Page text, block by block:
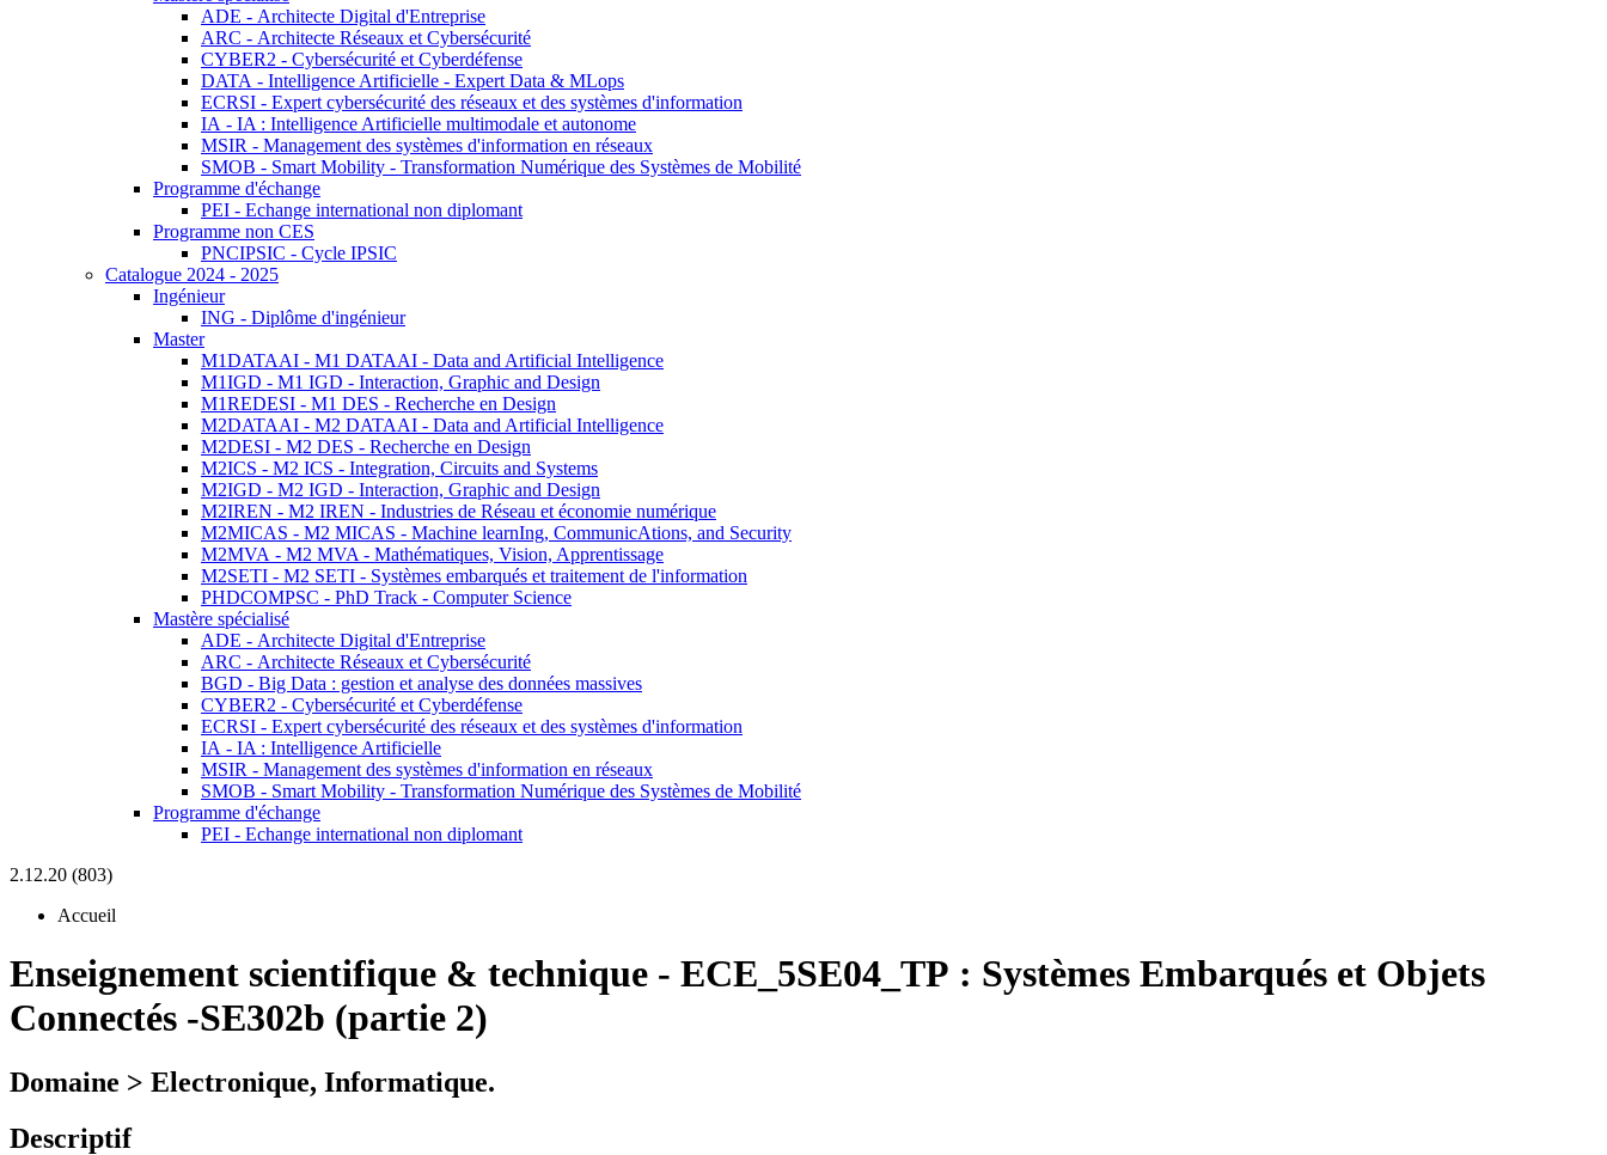
ADE - Architecte Digital d'Entreprise
ARC - Architecte Réseaux et Cybersécurité
CYBER2 - Cybersécurité et Cyberdéfense
DATA - Intelligence Artificielle - Expert Data & MLops
ECRSI - Expert cybersécurité des réseaux et des systèmes d'information
IA - IA : Intelligence Artificielle multimodale et autonome
MSIR - Management des systèmes d'information en réseaux
SMOB - Smart Mobility - Transformation Numérique des Systèmes de Mobilité
Programme d'échange
PEI - Echange international non diplomant
Programme non CES
PNCIPSIC - Cycle IPSIC
Catalogue 2024 - 2025
Ingénieur
ING - Diplôme d'ingénieur
Master
M1DATAAI - M1 DATAAI - Data and Artificial Intelligence
M1IGD - M1 IGD - Interaction, Graphic and Design
M1REDESI - M1 DES - Recherche en Design
M2DATAAI - M2 DATAAI - Data and Artificial Intelligence
M2DESI - M2 DES - Recherche en Design
M2ICS - M2 ICS - Integration, Circuits and Systems
M2IGD - M2 IGD - Interaction, Graphic and Design
M2IREN - M2 IREN - Industries de Réseau et économie numérique
M2MICAS - M2 MICAS - Machine learnIng, CommunicAtions, and Security
M2MVA - M2 MVA - Mathématiques, Vision, Apprentissage
M2SETI - M2 SETI - Systèmes embarqués et traitement de l'information
PHDCOMPSC - PhD Track - Computer Science
Mastère spécialisé
ADE - Architecte Digital d'Entreprise
ARC - Architecte Réseaux et Cybersécurité
BGD - Big Data : gestion et analyse des données massives
CYBER2 - Cybersécurité et Cyberdéfense
ECRSI - Expert cybersécurité des réseaux et des systèmes d'information
IA - IA : Intelligence Artificielle
MSIR - Management des systèmes d'information en réseaux
SMOB - Smart Mobility - Transformation Numérique des Systèmes de Mobilité
Programme d'échange
PEI - Echange international non diplomant
2.12.20 (803)
Accueil
Enseignement scientifique & technique - ECE_5SE04_TP : Systèmes Embarqués et Objets
Connectés -SE302b (partie 2)
Domaine > Electronique, Informatique.
Descriptif